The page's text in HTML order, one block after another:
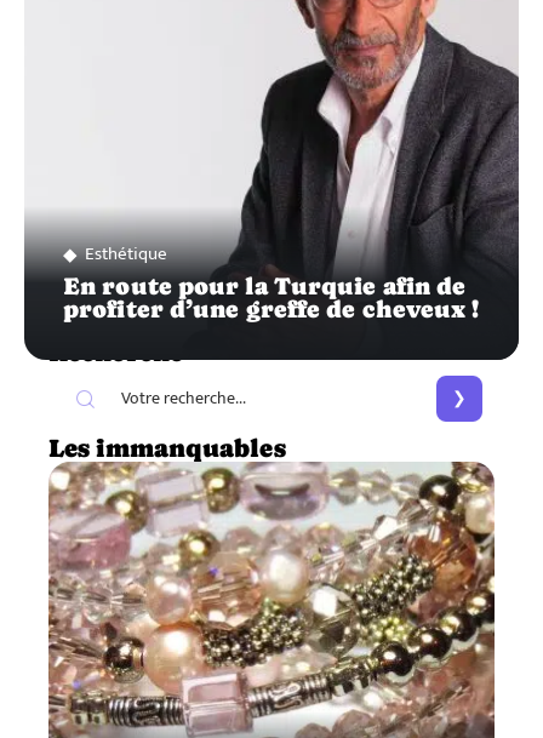
Esthétique
En route pour la Turquie afin de
profiter d’une greffe de cheveux !
Recherche
Les immanquables